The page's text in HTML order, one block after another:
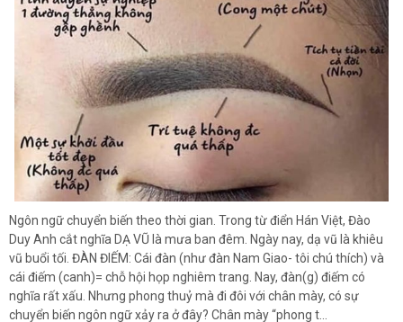
Ngôn ngữ chuyển biến theo thời gian. Trong từ điển Hán Việt, Đào
Duy Anh cắt nghĩa DẠ VŨ là mưa ban đêm. Ngày nay, dạ vũ là khiêu
vũ buổi tối. ĐÀN ĐIẾM: Cái đàn (như đàn Nam Giao- tôi chú thích) và
cái điếm (canh)= chỗ hội họp nghiêm trang. Nay, đàn(g) điếm có
nghĩa rất xấu. Nhưng phong thuỷ mà đi đôi với chân mày, có sự
chuyển biến ngôn ngữ xảy ra ở đây? Chân mày “phong t...